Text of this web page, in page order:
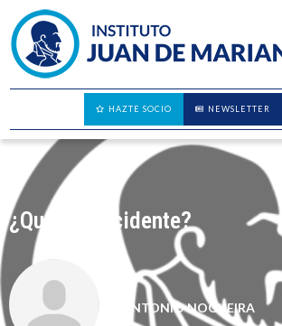
NEWSLETTER
HAZTE SOCIO
¿Qué es Occidente?
ANTONIO NOGUEIRA